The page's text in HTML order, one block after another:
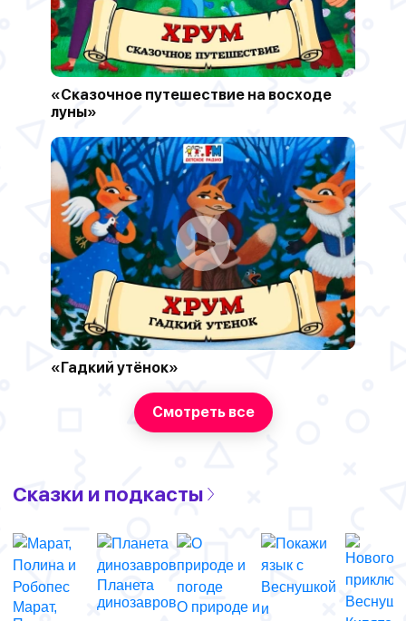
«Сказочное путешествие на восходе
луны»
«Гадкий утёнок»
Смотреть все
Сказки и подкасты
Марат,
Планета
динозавровО природе и